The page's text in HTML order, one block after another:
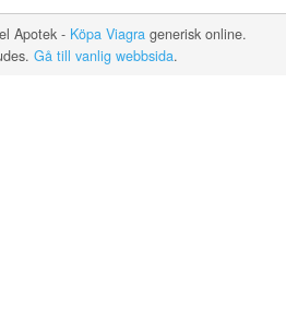
Apotek - Köpa Viagragenerisk online.
Gå till vanlig webbsida.